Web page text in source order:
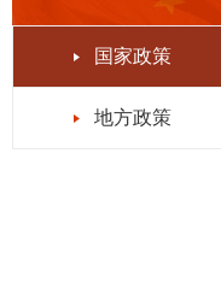
国家政策
地方政策